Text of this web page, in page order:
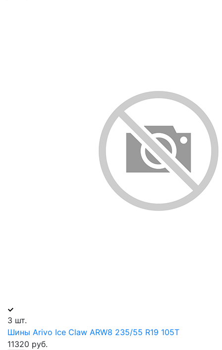
3 шт.
Шины Arivo Ice Claw ARW8 235/55 R19 105T
11320 руб.